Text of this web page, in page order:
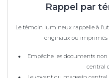
Rappel par
Le témoin lumineux rappelle à
originaux ou imprimés
Empêche les documents non
central